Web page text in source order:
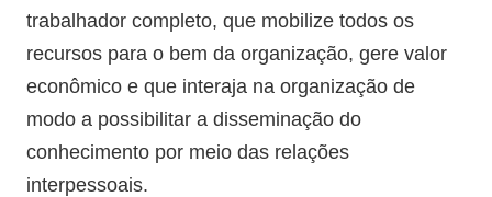
trabalhador completo, que mobilize todos os
recursos para o bem da organização, gere valor
econômico e que interaja na organização de
modo a possibilitar a disseminação do
conhecimento por meio das relações
interpessoais.